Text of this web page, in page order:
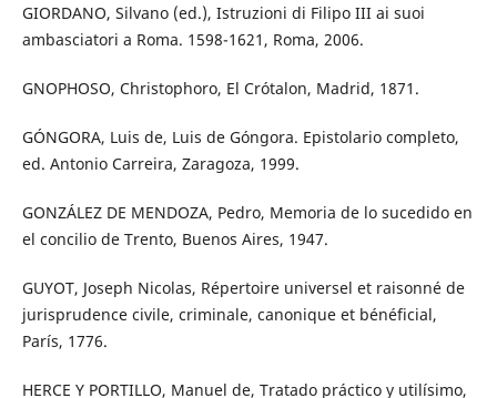
GIORDANO, Silvano (ed.), Istruzioni di Filipo III ai suoi
ambasciatori a Roma. 1598-1621, Roma, 2006.
GNOPHOSO, Christophoro, El Crótalon, Madrid, 1871.
GÓNGORA, Luis de, Luis de Góngora. Epistolario completo,
ed. Antonio Carreira, Zaragoza, 1999.
GONZÁLEZ DE MENDOZA, Pedro, Memoria de lo sucedido en
el concilio de Trento, Buenos Aires, 1947.
GUYOT, Joseph Nicolas, Répertoire universel et raisonné de
jurisprudence civile, criminale, canonique et bénéficial,
París, 1776.
HERCE Y PORTILLO, Manuel de, Tratado práctico y utilísimo,